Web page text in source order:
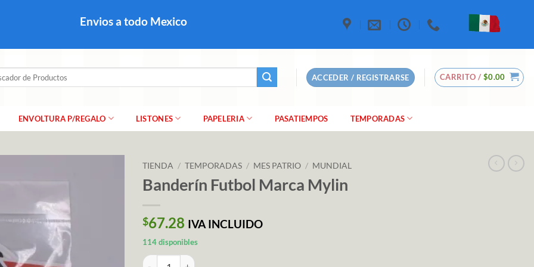
Envios a todo Mexico
ACCEDER / REGISTRARSE CARRITO / $0.00
ENVOLTURA P/REGALO LISTONES PAPELERIA PASATIEMPOS TEMPORADAS
TIENDA / TEMPORADAS / MES PATRIO / MUNDIAL
Banderín Futbol Marca Mylin
$67.28 IVA INCLUIDO
114 disponibles
Banderín Futbol Marca Mylin cantidad